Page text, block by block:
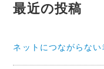
最近の投稿
ネットにつながらない